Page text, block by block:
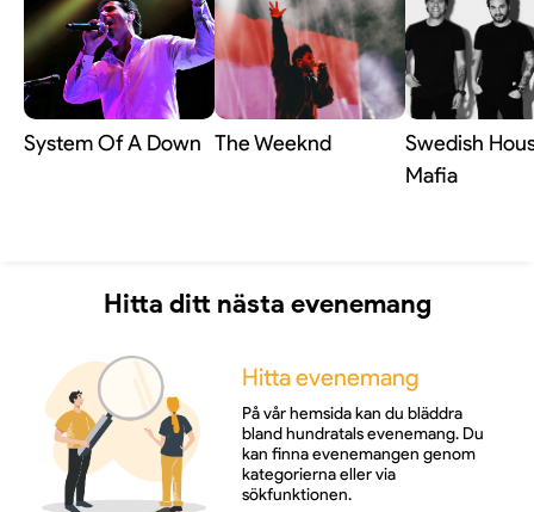
System Of A Down The Weeknd
Swedish
Mafia
Hitta ditt nästa evenemang
Hitta evenemang
På vår hemsida kan du bläddra
bland hundratals evenemang. Du
kan finna evenemangen genom
kategorierna eller via
sökfunktionen.